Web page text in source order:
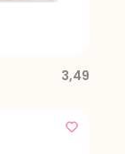
3,49